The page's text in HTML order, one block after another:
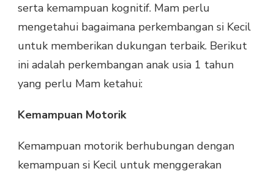
serta kemampuan kognitif. Mam perlu
mengetahui bagaimana perkembangan si Kecil
untuk memberikan dukungan terbaik. Berikut
ini adalah perkembangan anak usia 1 tahun
yang perlu Mam ketahui:
Kemampuan Motorik
Kemampuan motorik berhubungan dengan
kemampuan si Kecil untuk menggerakan